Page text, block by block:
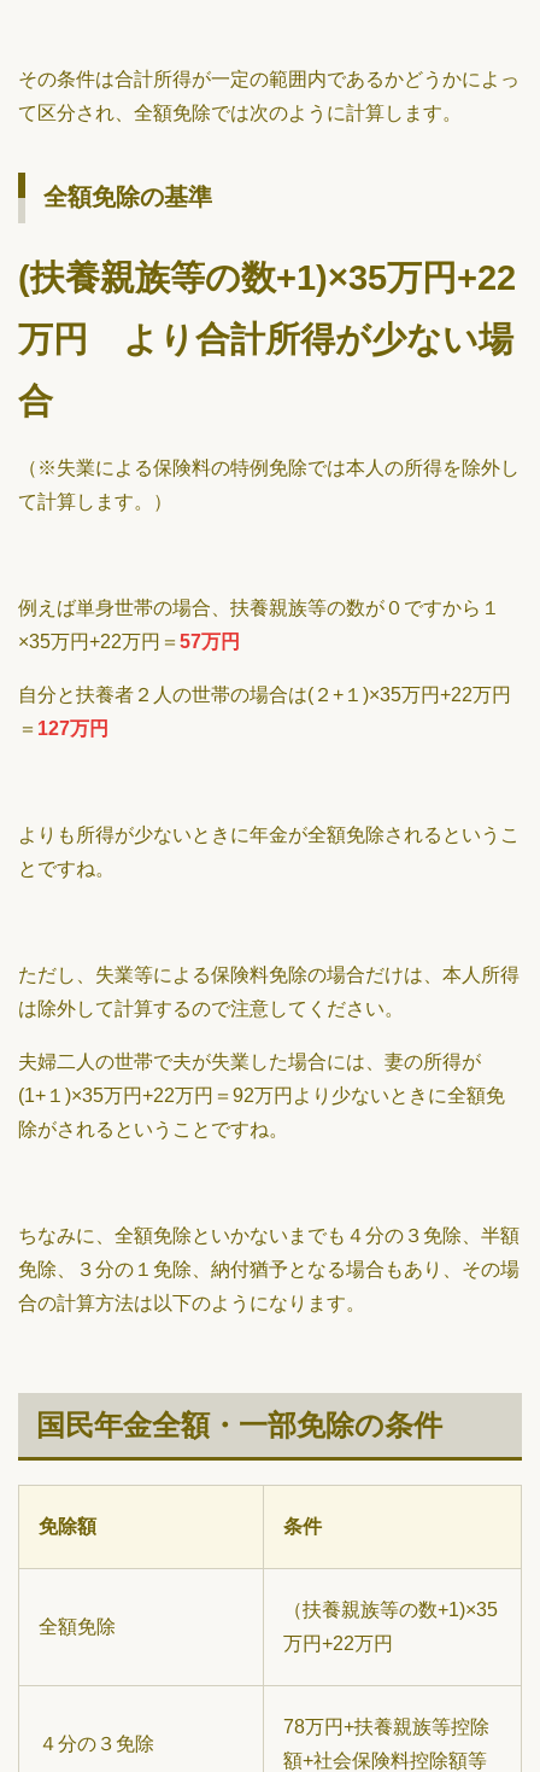
その条件は合計所得が一定の範囲内であるかどうかによっ
て区分され、全額免除では次のように計算します。
全額免除の基準
(扶養親族等の数+1)×35万円+22
万円 より合計所得が少ない場
合
（※失業による保険料の特例免除では本人の所得を除外し
て計算します。）
例えば単身世帯の場合、扶養親族等の数が０ですから１
×35万円+22万円＝ 57万円
自分と扶養者２人の世帯の場合は(２+１)×35万円+22万円
＝ 127万円
よりも所得が少ないときに年金が全額免除されるというこ
とですね。
ただし、失業等による保険料免除の場合だけは、本人所得
は除外して計算するので注意してください。
夫婦二人の世帯で夫が失業した場合には、妻の所得が
(1+１)×35万円+22万円＝92万円より少ないときに全額免
除がされるということですね。
ちなみに、全額免除といかないまでも４分の３免除、半額
免除、３分の１免除、納付猶予となる場合もあり、その場
合の計算方法は以下のようになります。
国民年金全額・一部免除の条件
免除額 条件
全額免除
（扶養親族等の数+1)×35
万円+22万円
４分の３免除
78万円+扶養親族等控除
額+社会保険料控除額等